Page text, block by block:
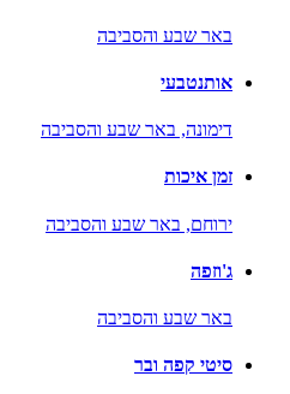
באר שבע והסביבה
אותנטבעי
דימונה, באר שבע והסביבה
זמן איכות
ירוחם, באר שבע והסביבה
ג'וזפה
באר שבע והסביבה
סיטי קפה ובר